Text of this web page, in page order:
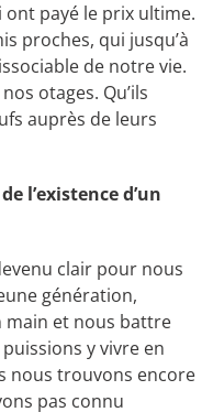
payé le prix ultime.
proches, qui jusqu’à
de notre vie.
otages. Qu’ils
auprès de leurs
l’existence d’un
clair pour nous
génération,
main et nous battre
y vivre en
nous trouvons encore
pas connu